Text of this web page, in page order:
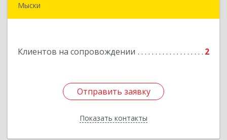
Мыски
Клиентов на сопровождении 2
Отправить заявку
Показать контакты
Подробнее
Отправить заявку
Назад